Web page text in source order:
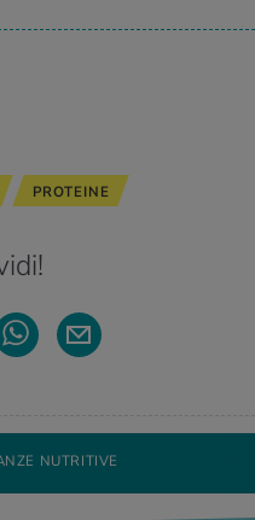
PROTEINE
NUTRITIVE